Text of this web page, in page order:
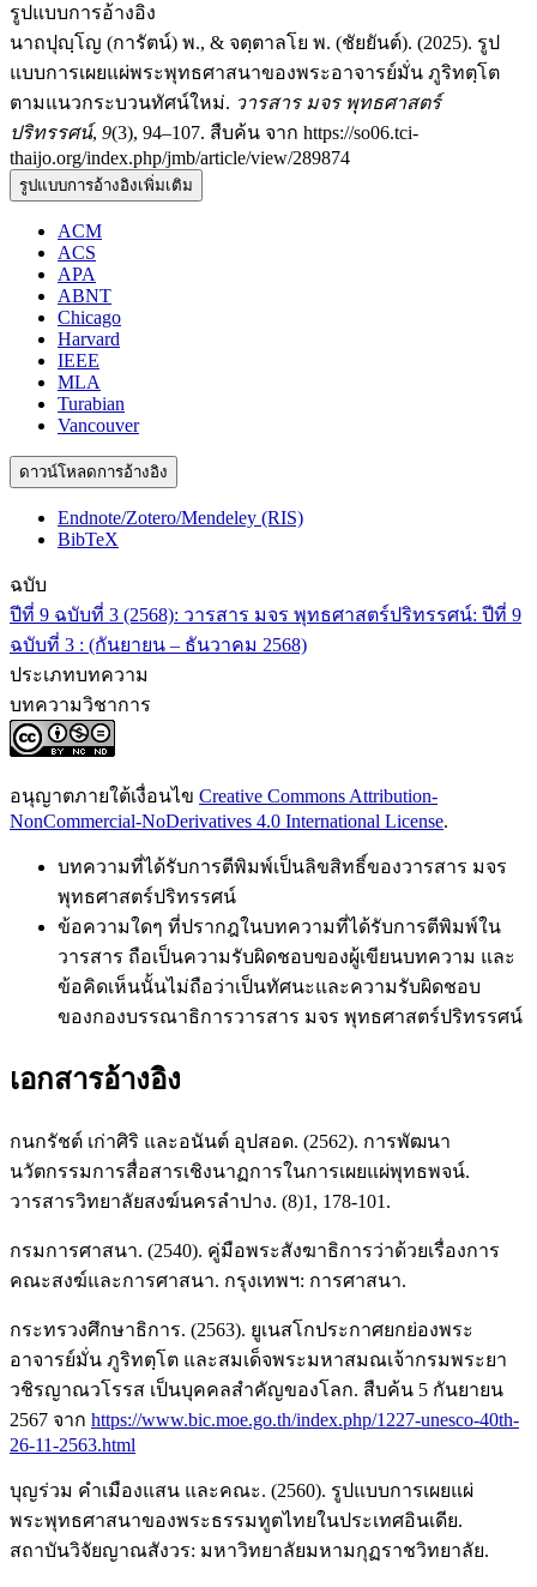
รูปแบบการอ้างอิง
นาถปุญฺโญ (การัตน์) พ., & จตฺตาลโย พ. (ชัยยันต์). (2025). รูป
แบบการเผยแผ่พระพุทธศาสนาของพระอาจารย์มั่น ภูริทตฺโต
ตามแนวกระบวนทัศน์ใหม่. วารสาร มจร พุทธศาสตร์
ปริทรรศน์, 9(3), 94–107. สืบค้น จาก https://so06.tci-
thaijo.org/index.php/jmb/article/view/289874
รูปแบบการอ้างอิงเพิ่มเติม
ACM
ACS
APA
ABNT
Chicago
Harvard
IEEE
MLA
Turabian
Vancouver
ดาวน์โหลดการอ้างอิง
Endnote/Zotero/Mendeley (RIS)
BibTeX
ฉบับ
ปีที่ 9 ฉบับที่ 3 (2568): วารสาร มจร พุทธศาสตร์ปริทรรศน์: ปีที่ 9
ฉบับที่ 3 : (กันยายน – ธันวาคม 2568)
ประเภทบทความ
บทความวิชาการ
อนุญาตภายใต้เงื่อนไข Creative Commons Attribution-
NonCommercial-NoDerivatives 4.0 International License.
บทความที่ได้รับการตีพิมพ์เป็นลิขสิทธิ์ของวารสาร มจร
พุทธศาสตร์ปริทรรศน์
ข้อความใดๆ ที่ปรากฎในบทความที่ได้รับการตีพิมพ์ใน
วารสาร ถือเป็นความรับผิดชอบของผู้เขียนบทความ และ
ข้อคิดเห็นนั้นไม่ถือว่าเป็นทัศนะและความรับผิดชอบ
ของกองบรรณาธิการวารสาร มจร พุทธศาสตร์ปริทรรศน์
เอกสารอ้างอิง
กนกรัชต์ เก่าศิริ และอนันต์ อุปสอด. (2562). การพัฒนา
นวัตกรรมการสื่อสารเชิงนาฏการในการเผยแผ่พุทธพจน์.
วารสารวิทยาลัยสงฆ์นครลำปาง. (8)1, 178-101.
กรมการศาสนา. (2540). คู่มือพระสังฆาธิการว่าด้วยเรื่องการ
คณะสงฆ์และการศาสนา. กรุงเทพฯ: การศาสนา.
กระทรวงศึกษาธิการ. (2563). ยูเนสโกประกาศยกย่องพระ
อาจารย์มั่น ภูริทตฺโต และสมเด็จพระมหาสมณเจ้ากรมพระยา
วชิรญาณวโรรส เป็นบุคคลสำคัญของโลก. สืบค้น 5 กันยายน
2567 จาก https://www.bic.moe.go.th/index.php/1227-unesco-40th-
26-11-2563.html
บุญร่วม คําเมืองแสน และคณะ. (2560). รูปแบบการเผยแผ่
พระพุทธศาสนาของพระธรรมทูตไทยในประเทศอินเดีย.
สถาบันวิจัยญาณสังวร: มหาวิทยาลัยมหามกุฏราชวิทยาลัย.